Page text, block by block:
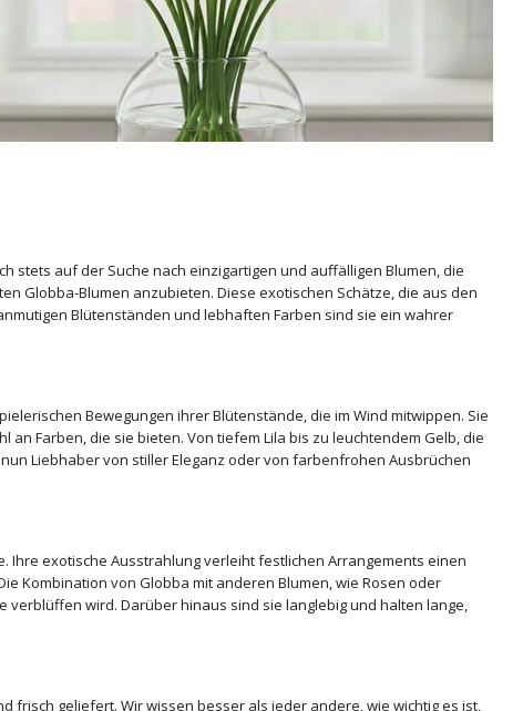
stets auf der Suche nach einzigartigen und auffälligen Blumen, die
Globba-Blumen anzubieten. Diese exotischen Schätze, die aus den
Blütenständen und lebhaften Farben sind sie ein wahrer
Bewegungen ihrer Blütenstände, die im Wind mitwippen. Sie
Farben, die sie bieten. Von tiefem Lila bis zu leuchtendem Gelb, die
Liebhaber von stiller Eleganz oder von farbenfrohen Ausbrüchen
exotische Ausstrahlung verleiht festlichen Arrangements einen
Kombination von Globba mit anderen Blumen, wie Rosen oder
wird. Darüber hinaus sind sie langlebig und halten lange,
frisch geliefert. Wir wissen besser als jeder andere, wie wichtig es ist,